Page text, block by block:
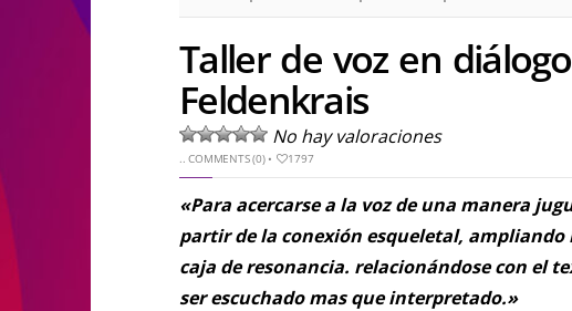
Taller de voz en
Feldenkrais
No hay valoraciones
..COMMENTS (0)• 1797
«Para acercarse a la voz de una manera
partir de la conexión esqueletal,
caja de resonancia. relacionándose con el
ser escuchado mas que interpretado.»